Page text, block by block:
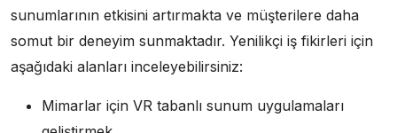
sunumlarının etkisini artırmakta ve müşterilere daha
somut bir deneyim sunmaktadır. Yenilikçi iş fikirleri için
aşağıdaki alanları inceleyebilirsiniz:
Mimarlar için VR tabanlı sunum uygulamaları